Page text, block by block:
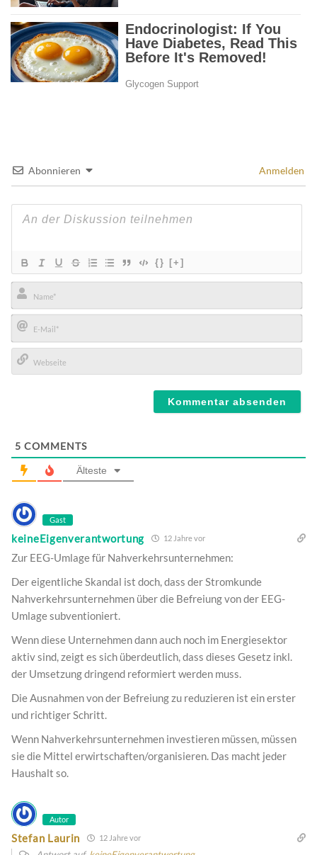
Abonnieren Anmelden
{} [+]
Name*
E-
Mail*
5 COMMENTS
Älteste
Gast
keineEigenverantwortung 12 Jahre vor
Zur EEG-Umlage für Nahverkehrsunternehmen:
Der eigentliche Skandal ist doch, dass der Stromkunde
Nahverkehrsunternehmen über die Befreiung von der EEG-
Umlage subventioniert.
Wenn diese Unternehmen dann auch noch im Energiesektor
aktiv sind, zeigt es sich überdeutlich, dass dieses Gesetz inkl.
der Umsetzung dringend reformiert werden muss.
Die Ausnahmen von der Befreiung zu reduzieren ist ein erster
und richtiger Schritt.
Wenn Nahverkehrsunternehmen investieren müssen, müssen
sie die Mittel erwirtschaften/organisieren. Das macht jeder
Haushalt so.
Autor
Stefan Laurin 12 Jahre vor